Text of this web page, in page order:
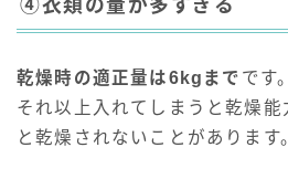
④衣類の量が多すぎる
乾燥時の適正量は6kgまで です。
それ以上入れてしまうと乾燥能
と乾燥されないことがあります